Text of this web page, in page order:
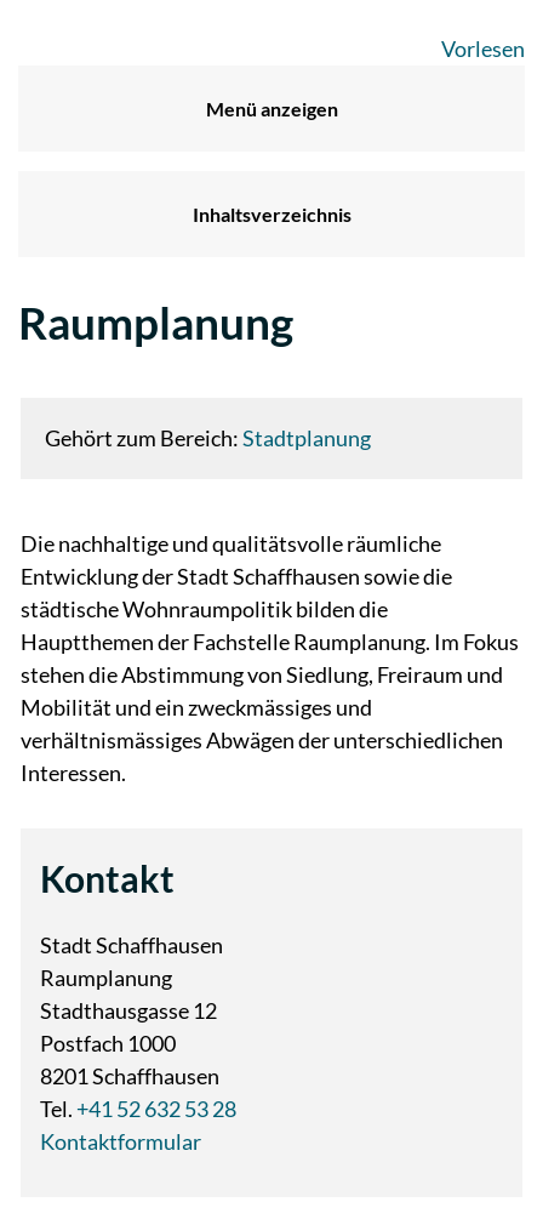
Vorlesen
Menü anzeigen
Inhaltsverzeichnis
Raumplanung
Gehört zum Bereich:Stadtplanung
Die nachhaltige und qualitätsvolle räumliche
Entwicklung der Stadt Schaffhausen sowie die
städtische Wohnraumpolitik bilden die
Hauptthemen der Fachstelle Raumplanung. Im Fokus
stehen die Abstimmung von Siedlung, Freiraum und
Mobilität und ein zweckmässiges und
verhältnismässiges Abwägen der unterschiedlichen
Interessen.
Kontakt
Stadt Schaffhausen
Raumplanung
Stadthausgasse 12
Postfach 1000
8201 Schaffhausen
Tel. +41 52 632 53 28
Kontaktformular